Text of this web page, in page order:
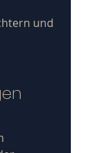
und